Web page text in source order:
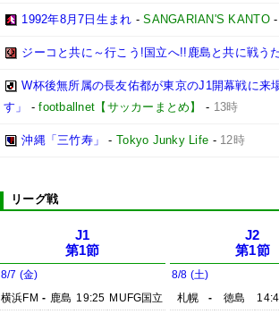
1992年8月7日生まれ -SANGARIAN'S KANTO
ジーコと共に～行こう!国立へ!!鹿島と共に戦う
W杯後無所属の長友佑都が東京のJ1開幕戦に来
す」
-footballnet【サッカーまとめ】 - 13時
沖縄「三竹寿」 - Tokyo Junky Life - 12時
リーグ戦
J1
第1節
8/7 (金)
横浜FM - 鹿島 19:25 MUFG国立
J2
第1節
8/8 (土)
札幌
- 徳島